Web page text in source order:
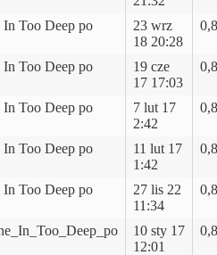
Too Deep po
23 wrz
18 20:28
Too Deep po
19 cze
17 17:03
Too Deep po
7 lut 17
2:42
Too Deep po
11 lut 17
1:42
Too Deep po
27 lis 22
11:34
10 sty 17
12:01